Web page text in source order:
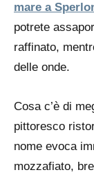
mare a
potrete
raffinato,
delle onde.
Cosa c’è di
pittoresco
nome evoca
mozzafiato,